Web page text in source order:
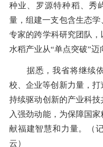
种业、罗源特种稻、秀
量，组建一支包含生态
专家的跨学科研究团队
水稻产业从“单点突破”迈
据悉，我省将继续依
校、企业等创新力量，打
持续驱动创新的产业科
入强劲动能，为保障国
献福建智慧和力量。（
云）